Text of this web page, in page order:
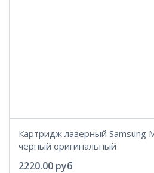
Картридж лазерный Samsung
черный оригинальный
2220.00 руб